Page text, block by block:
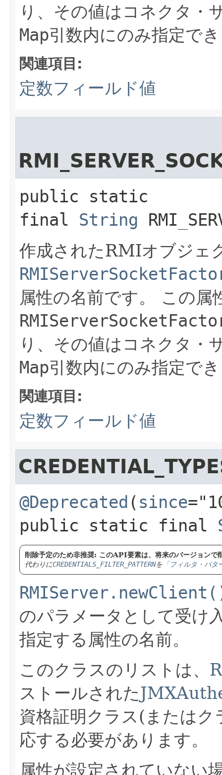
り、その値はコネクタ・
Map引数内にのみ指定で
関連項目:
定数フィールド値
public static
final String
作成されたRMIオブジェ
属性の名前です。 この属
り、その値はコネクタ・
Map引数内にのみ指定で
関連項目:
定数フィールド値
@Deprecated (since
public static final
削除予定のため非推奨: このAPI要素は、将来のバージョンで
代わりにCREDENTIALS_FILTER_PATTERNを 「フィルタ・パタ
のパラメータとして受け
指定する属性の名前。
このクラスのリストは、
ストールされた
資格証明クラス(または
応する必要があります。
属性が設定されていない